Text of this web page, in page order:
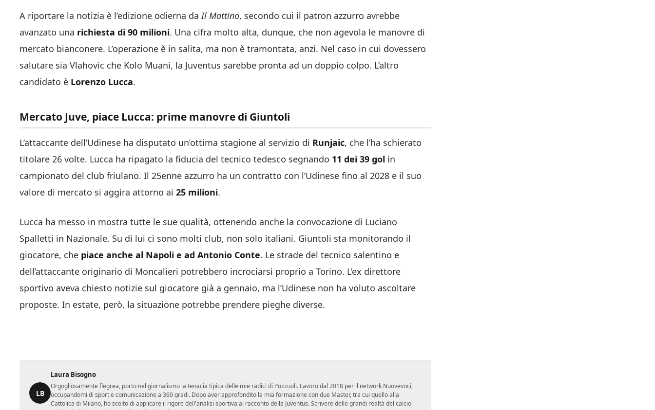
A riportare la notizia è l’edizione odierna da Il Mattino, secondo cui il patron azzurro avrebbe
avanzato una richiesta di 90 milioni. Una cifra molto alta, dunque, che non agevola le manovre di
mercato bianconere. L’operazione è in salita, ma non è tramontata, anzi. Nel caso in cui dovessero
salutare sia Vlahovic che Kolo Muani, la Juventus sarebbe pronta ad un doppio colpo. L’altro
candidato è Lorenzo Lucca.
Mercato Juve, piace Lucca: prime manovre di Giuntoli
L’attaccante dell’Udinese ha disputato un’ottima stagione al servizio di Runjaic, che l’ha schierato
titolare 26 volte. Lucca ha ripagato la fiducia del tecnico tedesco segnando 11 dei 39 gol in
campionato del club friulano. Il 25enne azzurro ha un contratto con l’Udinese fino al 2028 e il suo
valore di mercato si aggira attorno ai 25 milioni.
Lucca ha messo in mostra tutte le sue qualità, ottenendo anche la convocazione di Luciano
Spalletti in Nazionale. Su di lui ci sono molti club, non solo italiani. Giuntoli sta monitorando il
giocatore, che piace anche al Napoli e ad Antonio Conte. Le strade del tecnico salentino e
dell’attaccante originario di Moncalieri potrebbero incrociarsi proprio a Torino. L’ex direttore
sportivo aveva chiesto notizie sul giocatore già a gennaio, ma l’Udinese non ha voluto ascoltare
proposte. In estate, però, la situazione potrebbe prendere pieghe diverse.
LB
Laura Bisogno
Orgogliosamente flegrea, porto nel giornalismo la tenacia tipica delle mie radici di Pozzuoli. Lavoro dal 2018 per il network Nuovevoci,
occupandomi di sport e comunicazione a 360 gradi. Dopo aver approfondito la mia formazione con due Master, tra cui quello alla
Cattolica di Milano, ho scelto di applicare il rigore dell'analisi sportiva al racconto della Juventus. Scrivere delle grandi realtà del calcio